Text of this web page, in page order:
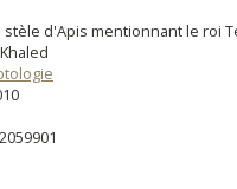
d'Apis mentionnant le roi